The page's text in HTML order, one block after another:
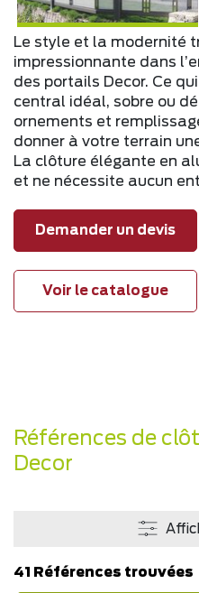
Le style et la modernité
impressionnante dans
des portails Decor. Ce
central idéal, sobre ou
ornements et
donner à votre terrain
La clôture élégante en
et ne nécessite aucun
Demander un devis
Voir le catalogue
Références de
Decor
41 Références trouvées